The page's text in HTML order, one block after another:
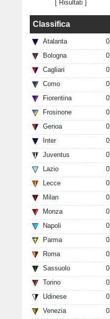
[ Risultati ]
Classifica
Atalanta
0
Bologna
0
Cagliari
0
Como
0
Fiorentina
0
Frosinone
0
Genoa
0
Inter
0
Juventus
0
Lazio
0
Lecce
0
Milan
0
Monza
0
Napoli
0
Parma
0
Roma
0
Sassuolo
0
Torino
0
Udinese
0
Venezia
0